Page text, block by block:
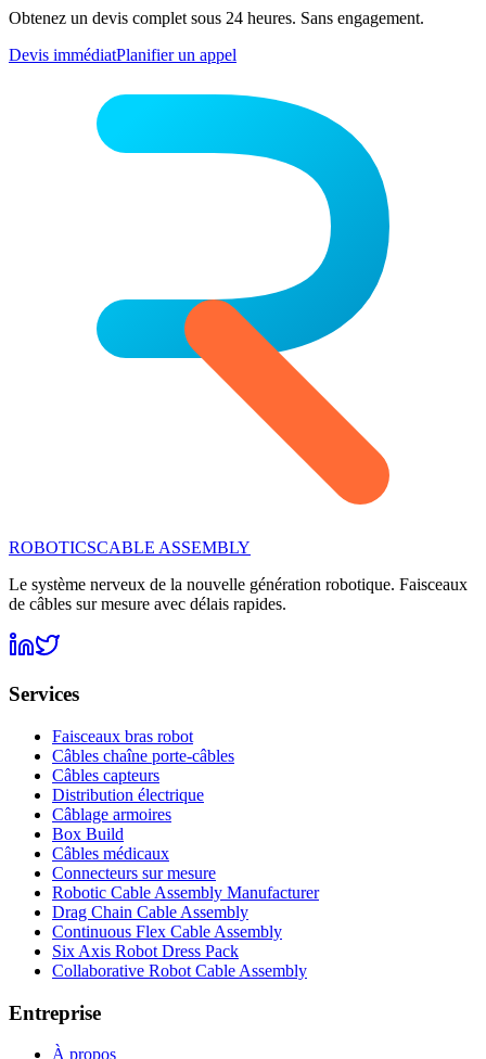
Obtenez un devis complet sous 24 heures. Sans engagement.
Devis immédiatPlanifier un appel
ROBOTICSCABLE ASSEMBLY
Le système nerveux de la nouvelle génération robotique. Faisceaux
de câbles sur mesure avec délais rapides.
Services
Faisceaux bras robot
Câbles chaîne porte-câbles
Câbles capteurs
Distribution électrique
Câblage armoires
Box Build
Câbles médicaux
Connecteurs sur mesure
Robotic Cable Assembly Manufacturer
Drag Chain Cable Assembly
Continuous Flex Cable Assembly
Six Axis Robot Dress Pack
Collaborative Robot Cable Assembly
Entreprise
À propos